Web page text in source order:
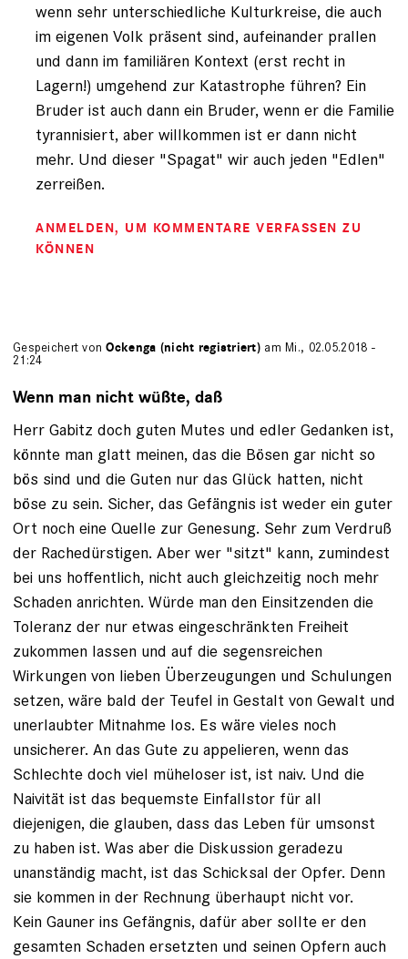
wenn sehr unterschiedliche Kulturkreise, die auch
im eigenen Volk präsent sind, aufeinander prallen
und dann im familiären Kontext (erst recht in
Lagern!) umgehend zur Katastrophe führen? Ein
Bruder ist auch dann ein Bruder, wenn er die Familie
tyrannisiert, aber willkommen ist er dann nicht
mehr. Und dieser "Spagat" wir auch jeden "Edlen"
zerreißen.
ANMELDEN, UM KOMMENTARE VERFASSEN ZU
KÖNNEN
Gespeichert vonOckenga (nicht registriert) am Mi., 02.05.2018 -
21:24
Wenn man nicht wüßte, daß
Herr Gabitz doch guten Mutes und edler Gedanken ist,
könnte man glatt meinen, das die Bösen gar nicht so
bös sind und die Guten nur das Glück hatten, nicht
böse zu sein. Sicher, das Gefängnis ist weder ein guter
Ort noch eine Quelle zur Genesung. Sehr zum Verdruß
der Rachedürstigen. Aber wer "sitzt" kann, zumindest
bei uns hoffentlich, nicht auch gleichzeitig noch mehr
Schaden anrichten. Würde man den Einsitzenden die
Toleranz der nur etwas eingeschränkten Freiheit
zukommen lassen und auf die segensreichen
Wirkungen von lieben Überzeugungen und Schulungen
setzen, wäre bald der Teufel in Gestalt von Gewalt und
unerlaubter Mitnahme los. Es wäre vieles noch
unsicherer. An das Gute zu appelieren, wenn das
Schlechte doch viel müheloser ist, ist naiv. Und die
Naivität ist das bequemste Einfallstor für all
diejenigen, die glauben, dass das Leben für umsonst
zu haben ist. Was aber die Diskussion geradezu
unanständig macht, ist das Schicksal der Opfer. Denn
sie kommen in der Rechnung überhaupt nicht vor.
Kein Gauner ins Gefängnis, dafür aber sollte er den
gesamten Schaden ersetzten und seinen Opfern auch